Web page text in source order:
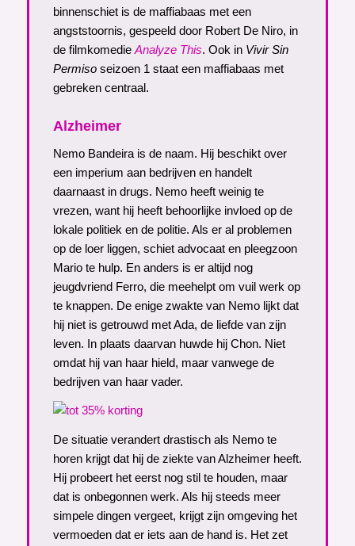
binnenschiet is de maffiabaas met een
angststoornis, gespeeld door Robert De Niro, in
de filmkomedie Analyze This. Ook in Vivir Sin
Permisoseizoen 1 staat een maffiabaas met
gebreken centraal.
Alzheimer
Nemo Bandeira is de naam. Hij beschikt over
een imperium aan bedrijven en handelt
daarnaast in drugs. Nemo heeft weinig te
vrezen, want hij heeft behoorlijke invloed op de
lokale politiek en de politie. Als er al problemen
op de loer liggen, schiet advocaat en pleegzoon
Mario te hulp. En anders is er altijd nog
jeugdvriend Ferro, die meehelpt om vuil werk op
te knappen. De enige zwakte van Nemo lijkt dat
hij niet is getrouwd met Ada, de liefde van zijn
leven. In plaats daarvan huwde hij Chon. Niet
omdat hij van haar hield, maar vanwege de
bedrijven van haar vader.
De situatie verandert drastisch als Nemo te
horen krijgt dat hij de ziekte van Alzheimer heeft.
Hij probeert het eerst nog stil te houden, maar
dat is onbegonnen werk. Als hij steeds meer
simpele dingen vergeet, krijgt zijn omgeving het
vermoeden dat er iets aan de hand is. Het zet